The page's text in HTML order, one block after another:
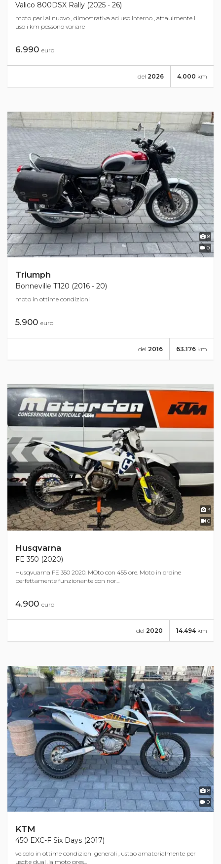
Valico 800DSX Rally (2025 - 26)
moto pari al nuovo , dimostrativa ad uso interno , attaulmente i
uso i km possono variare
6.990 euro
4.000 km
del 2026
8
0
Triumph
Bonneville T120 (2016 - 20)
moto in ottime condizioni
5.900 euro
63.176 km
del 2016
3
0
Husqvarna
FE 350 (2020)
Husqvuarna FE 350 2020. MOto con 455 ore. Moto in ordine
perfettamente funzionante con nor...
4.900 euro
14.494 km
del 2020
8
0
KTM
450 EXC-F Six Days (2017)
veicolo in ottime condizioni generali , ustao amatorialmente per
uscite dual ,la moto pres...